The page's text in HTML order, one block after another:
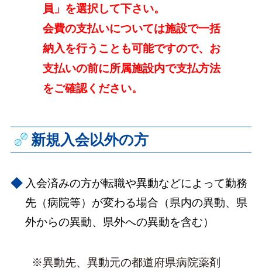
員」を選択して下さい。
会費の支払いについては施設で一括
納入を行うことも可能ですので、お
支払いの前に所属施設内で支払方法
をご確認ください。
新規入会以外の方
入会済みの方が転職や異動などによって勤務
先（病院等）が変わる場合（県内の異動、県
外からの異動、県外への異動を含む）
異動先、異動元の都道府県病院薬剤